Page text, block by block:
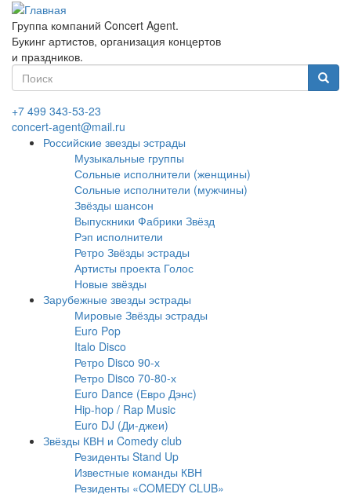
Перейти
основному
содержанию
Группа компаний Concert Agent.
Букинг артистов, организация концертов
и праздников.
Форма
поиска
+7 499 343-53-23
concert-agent@mail.ru
Российские звезды эстрады
Музыкальные группы
Сольные исполнители (женщины)
Сольные исполнители (мужчины)
Звёзды шансон
Выпускники Фабрики Звёзд
Рэп исполнители
Ретро Звёзды эстрады
Артисты проекта Голос
Новые звёзды
Зарубежные звезды эстрады
Мировые Звёзды эстрады
Euro Pop
Italo Disco
Ретро Disco 90-х
Ретро Disco 70-80-х
Euro Dance (Евро Дэнс)
Hip-hop / Rap Music
Euro DJ (Ди-джеи)
Звёзды КВН и Comedy club
Резиденты Stand Up
Известные команды КВН
Резиденты «COMEDY CLUB»